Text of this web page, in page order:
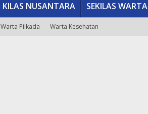
KILAS NUSANTARA SEKILAS WARTA
Warta Pilkada Warta Kesehatan